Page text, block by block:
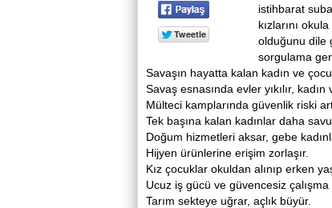
istihbarat
kızlarını
olduğunu dile
sorgulama
Savaşın hayatta kalan kadın ve
Savaş esnasında evler yıkılır,
Mülteci kamplarında güvenlik riski
Tek başına kalan kadınlar daha
Doğum hizmetleri aksar, gebe
Hijyen ürünlerine erişim zorlaşır.
Kız çocuklar okuldan alınıp erken
Ucuz iş gücü ve güvencesiz çalışma
Tarım sekteye uğrar, açlık büyür.